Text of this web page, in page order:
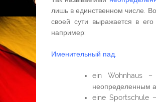
лишь в единственном числе.
своей сути выражается в
например:
Именительный пад.
ein Wohnhaus
неопределенным
eine Sportschule